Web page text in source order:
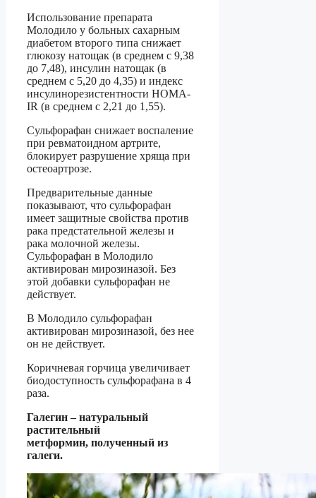
Использование препарата
Молодило у больных сахарным
диабетом второго типа снижает
глюкозу натощак (в среднем с 9,38
до 7,48), инсулин натощак (в
среднем с 5,20 до 4,35) и индекс
инсулинорезистентности HOMA-
IR (в среднем с 2,21 до 1,55).
Сульфорафан снижает воспаление
при ревматоидном артрите,
блокирует разрушение хряща при
остеоартрозе.
Предварительные данные
показывают, что сульфорафан
имеет защитные свойства против
рака предстательной железы и
рака молочной железы.
Сульфорафан в Молодило
активирован мирозиназой. Без
этой добавки сульфорафан не
действует.
В Молодило сульфорафан
активирован мирозиназой, без нее
он не действует.
Коричневая горчица увеличивает
биодоступность сульфорафана в 4
раза.
Галегин – натуральный
растительный
метформин, полученный из
галеги.